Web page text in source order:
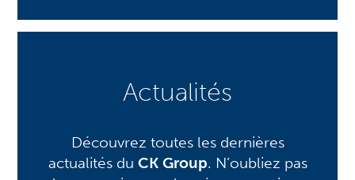
Actualités
Découvrez toutes les dernières
actualités du CK Group. N’oubliez pas